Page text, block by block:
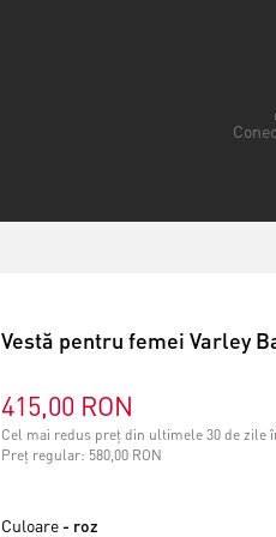
Vestă pentru femei Varley
415,00 RON
Cel mai redus preț din ultimele 30 de zile
Preț regular: 580,00 RON
Culoare - roz